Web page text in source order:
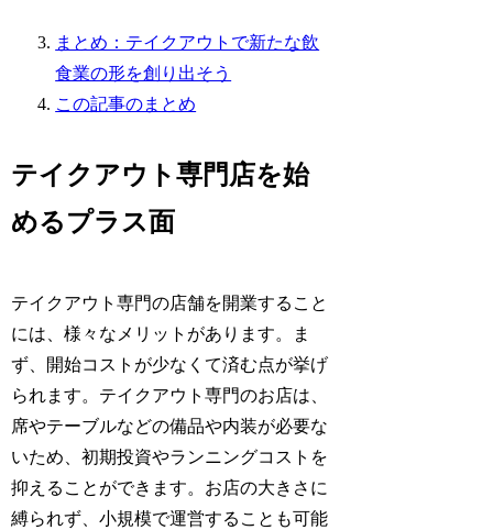
まとめ：テイクアウトで新たな飲
食業の形を創り出そう
この記事のまとめ
テイクアウト専門店を始
めるプラス面
テイクアウト専門の店舗を開業すること
には、様々なメリットがあります。ま
ず、開始コストが少なくて済む点が挙げ
られます。テイクアウト専門のお店は、
席やテーブルなどの備品や内装が必要な
いため、初期投資やランニングコストを
抑えることができます。お店の大きさに
縛られず、小規模で運営することも可能